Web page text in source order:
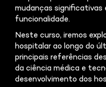
mudanças significativas
funcionalidade.
Neste curso, iremos
hospitalar ao longo do
principais referências
da ciência médica e
desenvolvimento dos